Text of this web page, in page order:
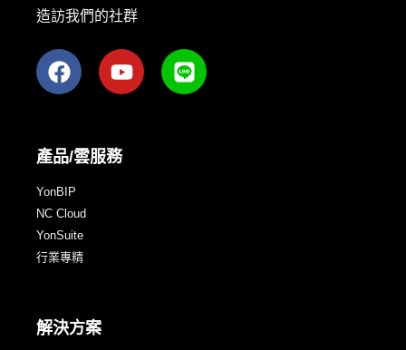
造訪我們的社群
產品/雲服務
YonBIP
NC Cloud
YonSuite
行業專精
解決方案